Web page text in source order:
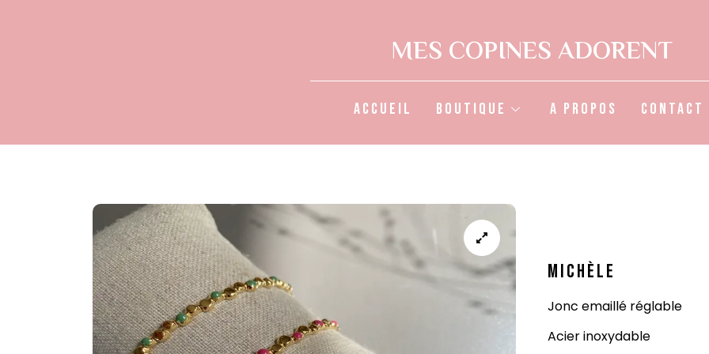
MES COPINES ADORENT
Accueil Boutique A propos Contact
MICHÈLE
Jonc emaillé réglable
Acier inoxydable